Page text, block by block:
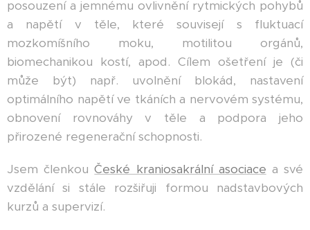
posouzení a jemnému ovlivnění rytmických pohybů
a napětí v těle, které souvisejí s fluktuací
mozkomíšního moku, motilitou orgánů,
biomechanikou kostí, apod. Cílem ošetření je (či
může být) např. uvolnění blokád, nastavení
optimálního napětí ve tkáních a nervovém systému,
obnovení rovnováhy v těle a podpora jeho
přirozené regenerační schopnosti.
Jsem členkouČeské kraniosakrální asociace a své
vzdělání si stále rozšiřuji formou nadstavbových
kurzů a supervizí.